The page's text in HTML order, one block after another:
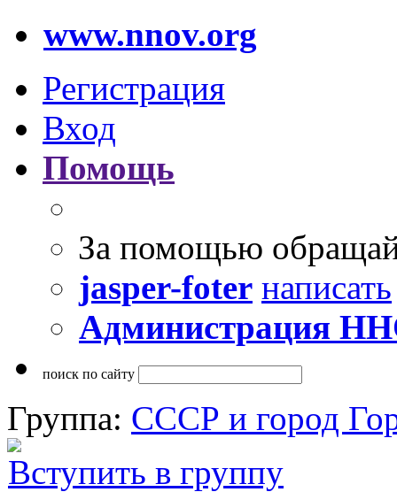
www.nnov.org
Регистрация
Вход
Помощь
За помощью
jasper-foter написать
Администрация
поиск по сайту
Группа: СССР и город
Вступить в группу